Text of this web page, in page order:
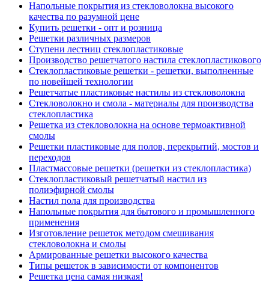
Напольные покрытия из стекловолокна высокого
качества по разумной цене
Купить решетки - опт и розница
Решетки различных размеров
Ступени лестниц стеклопластиковые
Производство решетчатого настила стеклопластикового
Стеклопластиковые решетки - решетки, выполненные
по новейшей технологии
Решетчатые пластиковые настилы из стекловолокна
Стекловолокно и смола - материалы для производства
стеклопластика
Решетка из стекловолокна на основе термоактивной
смолы
Решетки пластиковые для полов, перекрытий, мостов и
переходов
Пластмассовые решетки (решетки из стеклопластика)
Стеклопластиковый решетчатый настил из
полиэфирной смолы
Настил пола для производства
Напольные покрытия для бытового и промышленного
применения
Изготовление решеток методом смешивания
стекловолокна и смолы
Армированные решетки высокого качества
Типы решеток в зависимости от компонентов
Решетка цена самая низкая!